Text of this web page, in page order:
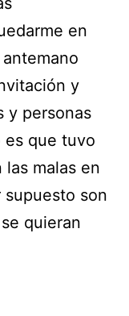
en
y
y personas
es que tuvo
malas en
son
quieran